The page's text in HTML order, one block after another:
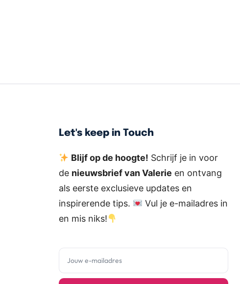
Let's keep in Touch
Blijf op de hoogte! Schrijf je in voor
de nieuwsbrief van Valerie en ontvang
als eerste exclusieve updates en
inspirerende tips.
Vul je e-mailadres in
en mis niks!